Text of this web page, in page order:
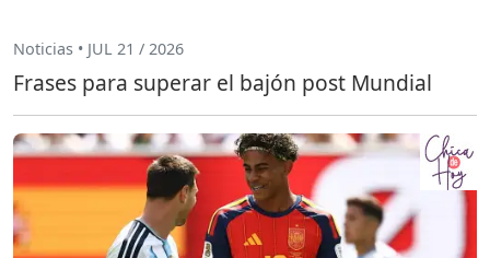
Noticias • JUL 21 / 2026
Frases para superar el bajón post Mundial